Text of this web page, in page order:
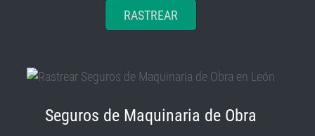
Rastrear coberturas y precios de seguros de Maquinaria